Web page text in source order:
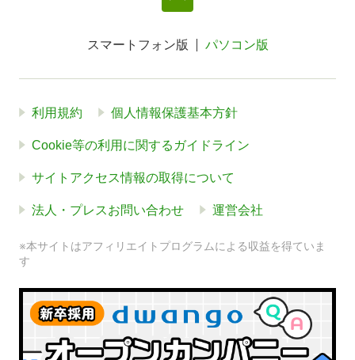
スマートフォン版 パソコン版
利用規約 個人情報保護基本方針
Cookie等の利用に関するガイドライン
サイトアクセス情報の取得について
法人・プレスお問い合わせ 運営会社
※本サイトはアフィリエイトプログラムによる収益を得ていま
す